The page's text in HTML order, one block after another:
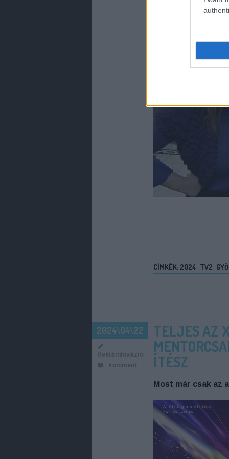
CÍMKÉK: 2024 TV2
2024\04\22
ReklámInvázió
komment
TELJES AZ
ÍTÉSZ
Most már csak az